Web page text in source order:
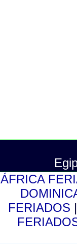
ÁFRICA
FERIADOS |